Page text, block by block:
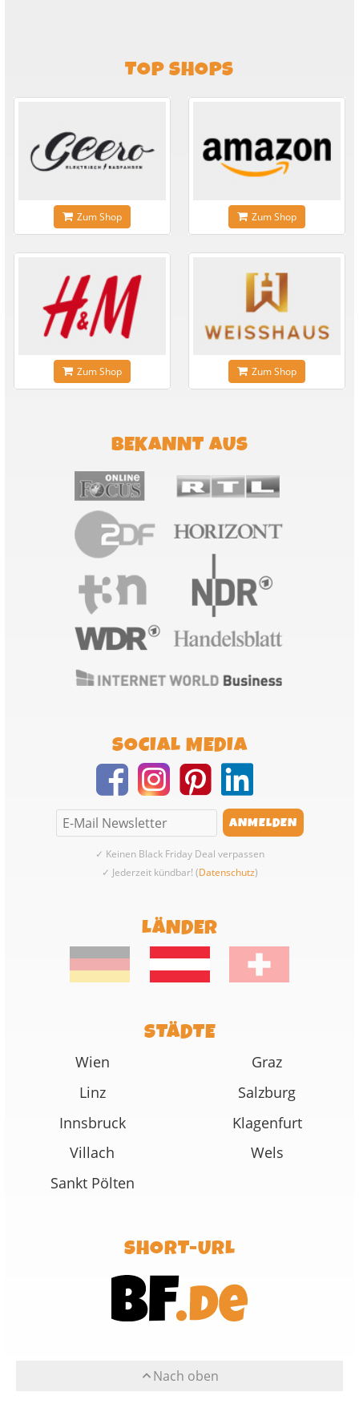
TOP SHOPS
Zum Shop Zum Shop
Zum Shop Zum Shop
BEKANNT AUS
SOCIAL MEDIA
✓ Keinen Black Friday Deal verpassen
✓ Jederzeit kündbar! (Datenschutz)
LÄNDER
STÄDTE
Wien
Graz
Linz
Salzburg
Innsbruck
Klagenfurt
Villach
Wels
Sankt Pölten
SHORT-URL
Nach oben